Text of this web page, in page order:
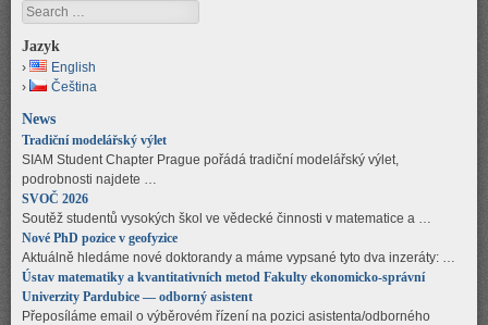
Search
Jazyk
English
Čeština
News
Tradiční modelářský výlet
SIAM Student Chapter Prague pořádá tradiční modelářský výlet,
podrobnosti najdete …
SVOČ 2026
Soutěž studentů vysokých škol ve vědecké činnosti v matematice a …
Nové PhD pozice v geofyzice
Aktuálně hledáme nové doktorandy a máme vypsané tyto dva inzeráty: …
Ústav matematiky a kvantitativních metod Fakulty ekonomicko-správní
Univerzity Pardubice — odborný asistent
Přeposíláme email o výběrovém řízení na pozici asistenta/odborného